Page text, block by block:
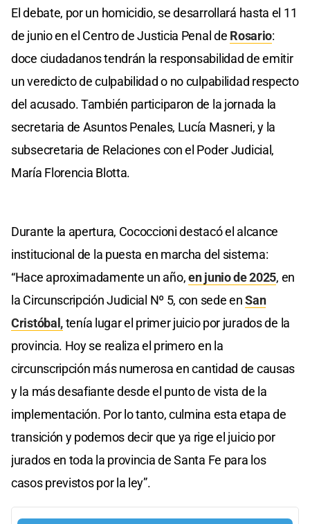
El debate, por un homicidio, se desarrollará hasta el 11
de junio en el Centro de Justicia Penal de Rosario:
doce ciudadanos tendrán la responsabilidad de emitir
un veredicto de culpabilidad o no culpabilidad respecto
del acusado. También participaron de la jornada la
secretaria de Asuntos Penales, Lucía Masneri, y la
subsecretaria de Relaciones con el Poder Judicial,
María Florencia Blotta.
Durante la apertura, Cococcioni destacó el alcance
institucional de la puesta en marcha del sistema:
“Hace aproximadamente un año,en junio de 2025, en
la Circunscripción Judicial Nº 5, con sede enSan
Cristóbal,tenía lugar el primer juicio por jurados de la
provincia. Hoy se realiza el primero en la
circunscripción más numerosa en cantidad de causas
y la más desafiante desde el punto de vista de la
implementación. Por lo tanto, culmina esta etapa de
transición y podemos decir que ya rige el juicio por
jurados en toda la provincia de Santa Fe para los
casos previstos por la ley”.